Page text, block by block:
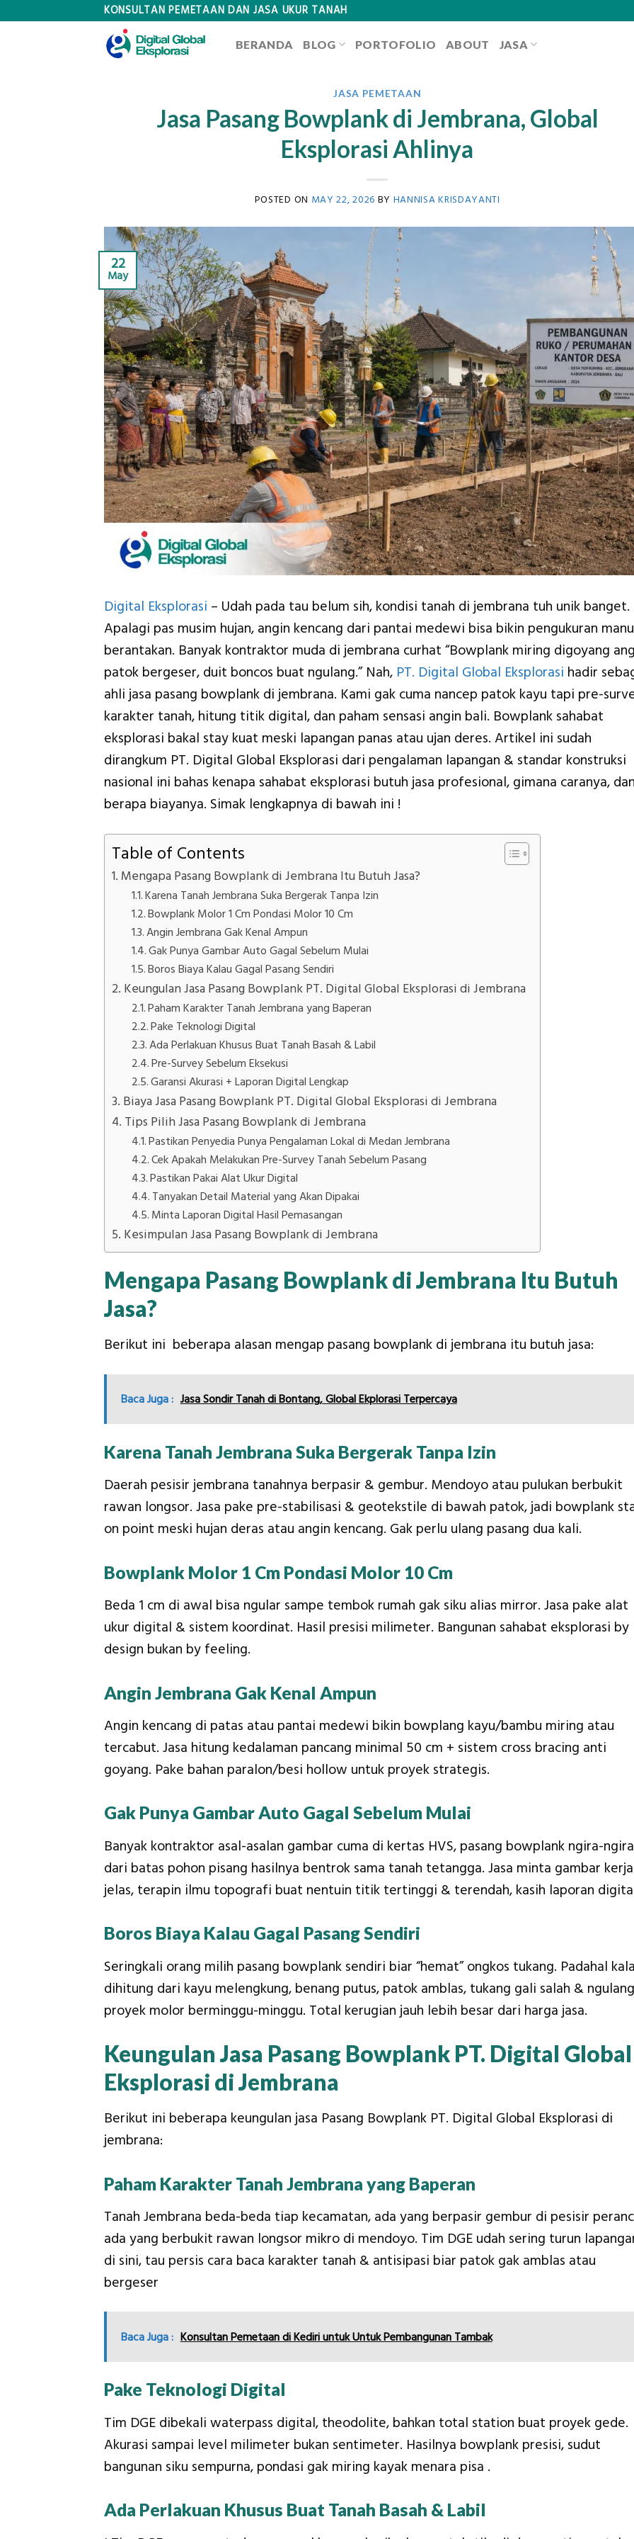
KONSULTAN PEMETAAN DAN JASA UKUR TANAH
BERANDA BLOG PORTOFOLIO ABOUT JASA
JASA PEMETAAN
Jasa Pasang Bowplank di Jembrana, Global
Eksplorasi Ahlinya
POSTED ON MAY 22, 2026 BY HANNISA KRISDAYANTI
22
May
Digital Eksplorasi – Udah pada tau belum sih, kondisi tanah di jembrana tuh unik banget.
Apalagi pas musim hujan, angin kencang dari pantai medewi bisa bikin pengukuran
berantakan. Banyak kontraktor muda di jembrana curhat “Bowplank miring digoyang
patok bergeser, duit boncos buat ngulang.” Nah, PT. Digital Global Eksplorasi hadir
ahli jasa pasang bowplank di jembrana. Kami gak cuma nancep patok kayu tapi pre-
karakter tanah, hitung titik digital, dan paham sensasi angin bali. Bowplank sahabat
eksplorasi bakal stay kuat meski lapangan panas atau ujan deres. Artikel ini sudah
dirangkum PT. Digital Global Eksplorasi dari pengalaman lapangan & standar konstruksi
nasional ini bahas kenapa sahabat eksplorasi butuh jasa profesional, gimana caranya,
berapa biayanya. Simak lengkapnya di bawah ini !
Table of Contents
Mengapa Pasang Bowplank di Jembrana Itu Butuh Jasa?
Karena Tanah Jembrana Suka Bergerak Tanpa Izin
Bowplank Molor 1 Cm Pondasi Molor 10 Cm
Angin Jembrana Gak Kenal Ampun
Gak Punya Gambar Auto Gagal Sebelum Mulai
Boros Biaya Kalau Gagal Pasang Sendiri
Keungulan Jasa Pasang Bowplank PT. Digital Global Eksplorasi di Jembrana
Paham Karakter Tanah Jembrana yang Baperan
Pake Teknologi Digital
Ada Perlakuan Khusus Buat Tanah Basah & Labil
Pre-Survey Sebelum Eksekusi
Garansi Akurasi + Laporan Digital Lengkap
Biaya Jasa Pasang Bowplank PT. Digital Global Eksplorasi di Jembrana
Tips Pilih Jasa Pasang Bowplank di Jembrana
Pastikan Penyedia Punya Pengalaman Lokal di Medan Jembrana
Cek Apakah Melakukan Pre-Survey Tanah Sebelum Pasang
Pastikan Pakai Alat Ukur Digital
Tanyakan Detail Material yang Akan Dipakai
Minta Laporan Digital Hasil Pemasangan
Kesimpulan Jasa Pasang Bowplank di Jembrana
Mengapa Pasang Bowplank di Jembrana Itu Butuh
Jasa?
Berikut ini beberapa alasan mengap pasang bowplank di jembrana itu butuh jasa:
Baca Juga : Jasa Sondir Tanah di Bontang, Global Ekplorasi Terpercaya
Karena Tanah Jembrana Suka Bergerak Tanpa Izin
Daerah pesisir jembrana tanahnya berpasir & gembur. Mendoyo atau pulukan berbukit
rawan longsor. Jasa pake pre-stabilisasi & geotekstile di bawah patok, jadi bowplank
on point meski hujan deras atau angin kencang. Gak perlu ulang pasang dua kali.
Bowplank Molor 1 Cm Pondasi Molor 10 Cm
Beda 1 cm di awal bisa ngular sampe tembok rumah gak siku alias mirror. Jasa pake alat
ukur digital & sistem koordinat. Hasil presisi milimeter. Bangunan sahabat eksplorasi by
design bukan by feeling.
Angin Jembrana Gak Kenal Ampun
Angin kencang di patas atau pantai medewi bikin bowplang kayu/bambu miring atau
tercabut. Jasa hitung kedalaman pancang minimal 50 cm + sistem cross bracing anti
goyang. Pake bahan paralon/besi hollow untuk proyek strategis.
Gak Punya Gambar Auto Gagal Sebelum Mulai
Banyak kontraktor asal-asalan gambar cuma di kertas HVS, pasang bowplank ngira-ngira
dari batas pohon pisang hasilnya bentrok sama tanah tetangga. Jasa minta gambar kerja
jelas, terapin ilmu topografi buat nentuin titik tertinggi & terendah, kasih laporan
Boros Biaya Kalau Gagal Pasang Sendiri
Seringkali orang milih pasang bowplank sendiri biar “hemat” ongkos tukang. Padahal
dihitung dari kayu melengkung, benang putus, patok amblas, tukang gali salah &
proyek molor berminggu-minggu. Total kerugian jauh lebih besar dari harga jasa.
Keungulan Jasa Pasang Bowplank PT. Digital Global
Eksplorasi di Jembrana
Berikut ini beberapa keungulan jasa Pasang Bowplank PT. Digital Global Eksplorasi di
jembrana:
Paham Karakter Tanah Jembrana yang Baperan
Tanah Jembrana beda-beda tiap kecamatan, ada yang berpasir gembur di pesisir
ada yang berbukit rawan longsor mikro di mendoyo. Tim DGE udah sering turun
di sini, tau persis cara baca karakter tanah & antisipasi biar patok gak amblas atau
bergeser
Baca Juga : Konsultan Pemetaan di Kediri untuk Untuk Pembangunan Tambak
Pake Teknologi Digital
Tim DGE dibekali waterpass digital, theodolite, bahkan total station buat proyek gede.
Akurasi sampai level milimeter bukan sentimeter. Hasilnya bowplank presisi, sudut
bangunan siku sempurna, pondasi gak miring kayak menara pisa .
Ada Perlakuan Khusus Buat Tanah Basah & Labil